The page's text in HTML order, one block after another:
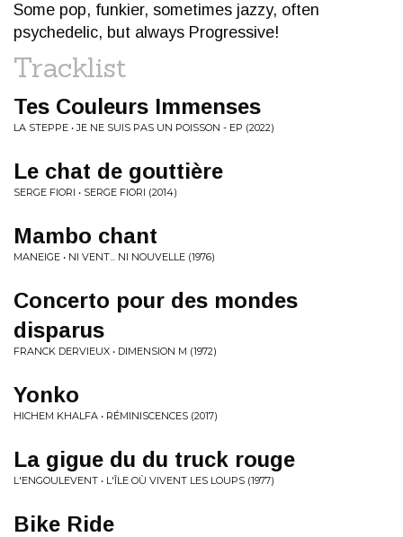
Some pop, funkier, sometimes jazzy, often
psychedelic, but always Progressive!
Tracklist
Tes Couleurs Immenses
LA STEPPE • JE NE SUIS PAS UN POISSON - EP (2022)
Le chat de gouttière
SERGE FIORI • SERGE FIORI (2014)
Mambo chant
MANEIGE • NI VENT... NI NOUVELLE (1976)
Concerto pour des mondes
disparus
FRANCK DERVIEUX • DIMENSION M (1972)
Yonko
HICHEM KHALFA • RÉMINISCENCES (2017)
La gigue du du truck rouge
L'ENGOULEVENT • L'ÎLE OÙ VIVENT LES LOUPS (1977)
Bike Ride